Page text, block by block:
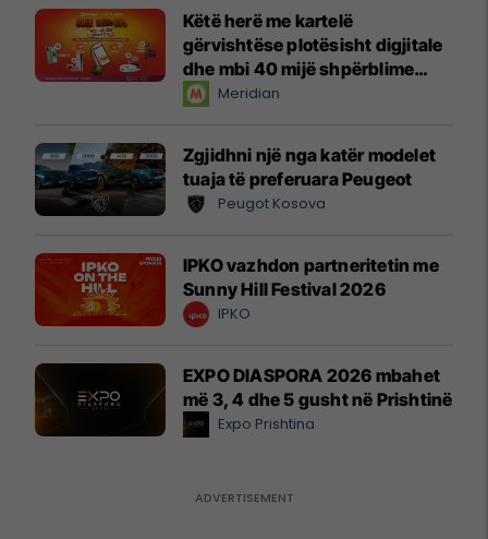
Këtë herë me kartelë
gërvishtëse plotësisht digjitale
dhe mbi 40 mijë shpërblime
instant!Meridian
Zgjidhni një nga katër modelet
tuaja të preferuara Peugeot
Peugot Kosova
IPKO vazhdon partneritetin me
Sunny Hill Festival 2026
IPKO
EXPO DIASPORA 2026 mbahet
më 3, 4 dhe 5 gusht në Prishtinë
Expo Prishtina